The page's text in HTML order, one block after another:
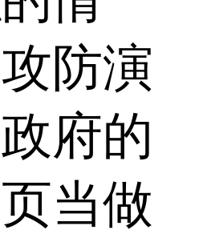
防演
府的
当做